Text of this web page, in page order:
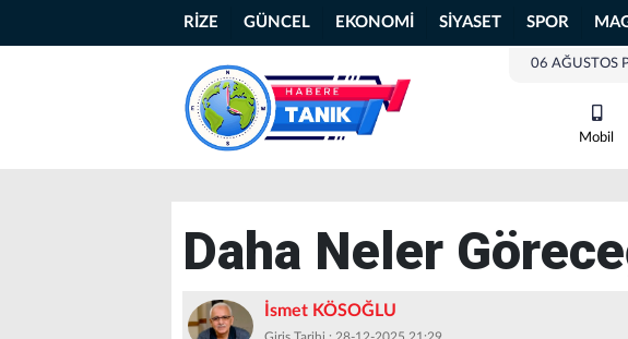
RİZE GÜNCEL EKONOMİ SİYASET SPOR
06 AĞUSTOS
Mobil
Daha Neler
İsmet KÖSOĞLU